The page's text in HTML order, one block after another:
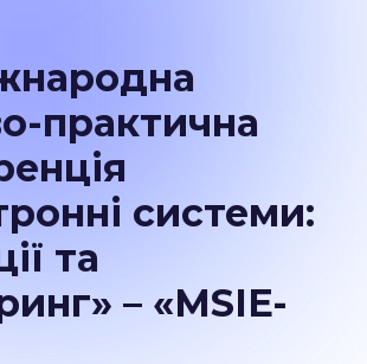
практична
системи:
та
– «MSIE-